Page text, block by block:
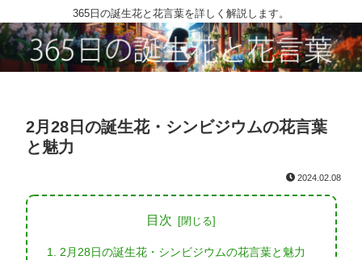
365日の誕生花と花言葉を詳しく解説します。
2月28日の誕生花・シンビジウムの花言葉
と魅力
2024.02.08
目次
2月28日の誕生花・シンビジウムの花言葉と魅力